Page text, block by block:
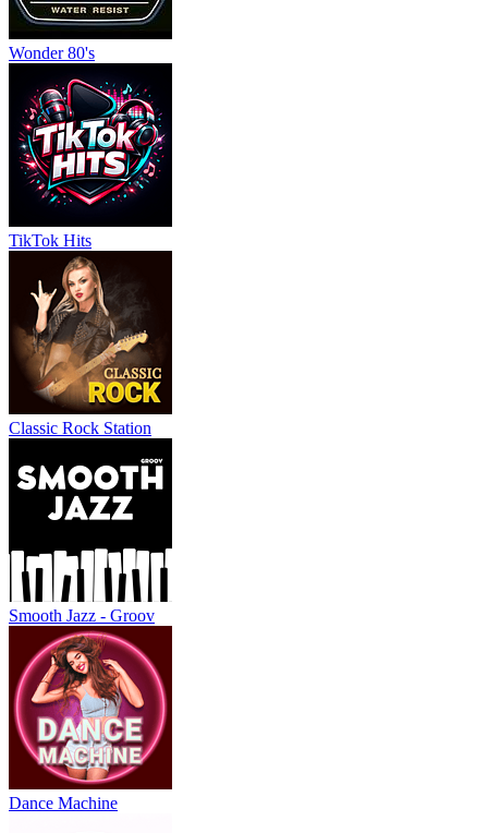
Wonder 80's
TikTok Hits
Classic Rock Station
Smooth Jazz - Groov
Dance Machine